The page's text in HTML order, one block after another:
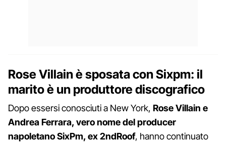
Rose Villain è sposata con Sixpm: il
marito è un produttore discografico
Dopo essersi conosciuti a New York, Rose Villain e
Andrea Ferrara, vero nome del producer
napoletano SixPm, ex 2ndRoof, hanno continuato